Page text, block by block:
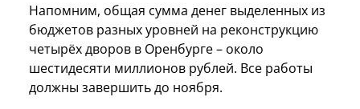
Напомним, общая сумма денег выделенных из
бюджетов разных уровней на реконструкцию
четырёх дворов в Оренбурге – около
шестидесяти миллионов рублей. Все работы
должны завершить до ноября.